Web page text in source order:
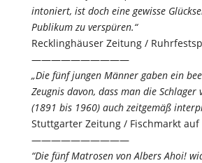
intoniert, ist doch eine gewisse
Publikum zu verspüren.“
Recklinghäuser Zeitung /
——————————
„Die fünf jungen Männer gaben ein
Zeugnis davon, dass man die Schlager
(1891 bis 1960) auch zeitgemäß
Stuttgarter Zeitung / Fischmarkt auf
——————————
“Die fünf Matrosen von Albers Ahoi!